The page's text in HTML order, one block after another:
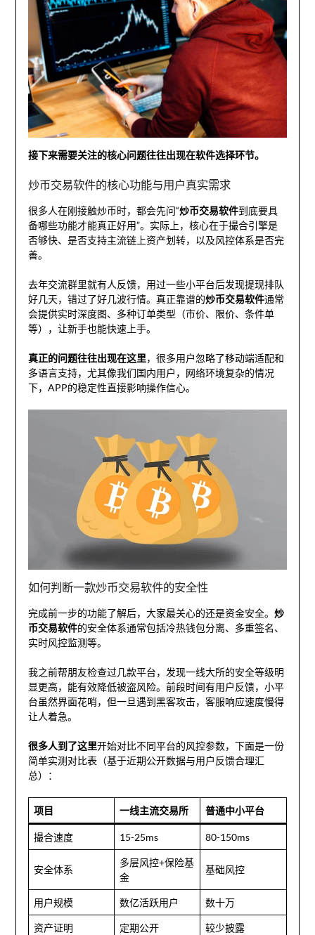
接下来需要关注的核心问题往往出现在软件选择环节。
炒币交易软件的核心功能与用户真实需求
很多人在刚接触炒币时，都会先问“炒币交易软件到底要具
备哪些功能才能真正好用”。实际上，核心在于撮合引擎是
否够快、是否支持主流链上资产划转，以及风控体系是否完
善。
去年交流群里就有人反馈，用过一些小平台后发现提现排队
好几天，错过了好几波行情。真正靠谱的炒币交易软件通常
会提供实时深度图、多种订单类型（市价、限价、条件单
等），让新手也能快速上手。
真正的问题往往出现在这里，很多用户忽略了移动端适配和
多语言支持，尤其像我们国内用户，网络环境复杂的情况
下，APP的稳定性直接影响操作信心。
如何判断一款炒币交易软件的安全性
完成前一步的功能了解后，大家最关心的还是资金安全。 炒
币交易软件的安全体系通常包括冷热钱包分离、多重签名、
实时风控监测等。
我之前帮朋友检查过几款平台，发现一线大所的安全等级明
显更高，能有效降低被盗风险。前段时间有用户反馈，小平
台虽然界面花哨，但一旦遇到黑客攻击，客服响应速度慢得
让人着急。
很多人到了这里开始对比不同平台的风控参数，下面是一份
简单实测对比表（基于近期公开数据与用户反馈合理汇
总）：
项目 一线主流交易所 普通中小平台
撮合速度 15-25ms 80-150ms
安全体系
多层风控+保险基
金
基础风控
用户规模 数亿活跃用户 数十万
资产证明 定期公开 较少披露